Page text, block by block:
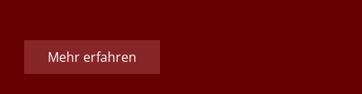
Mehr erfahren